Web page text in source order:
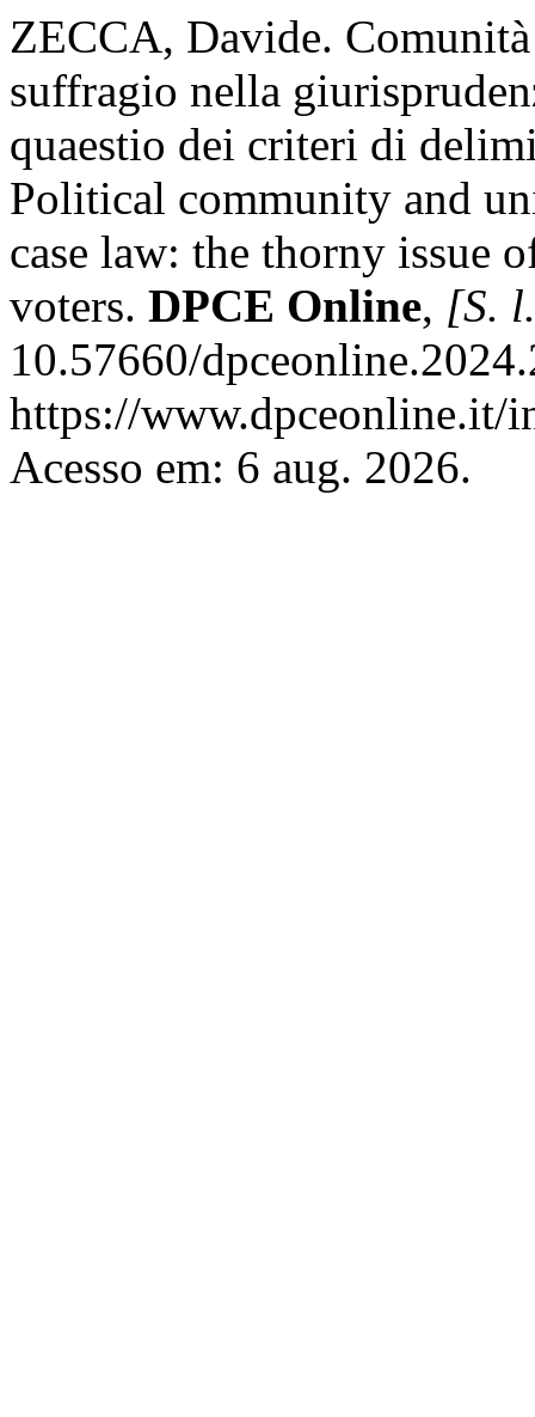
ZECCA, Davide.
suffragio nella
quaestio dei criteri di
Political community and
case law: the thorny issue
voters. DPCE Online, [S.
10.57660/
https://www.dpceonline.it/
Acesso em: 6 aug. 2026.